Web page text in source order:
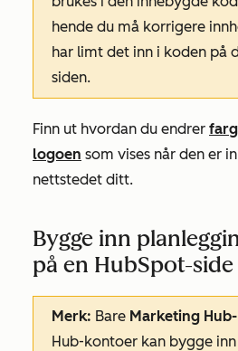
hende du må korrigere
har limt det inn i koden på
siden.
Finn ut hvordan du endrer
logoen som vises når den er
nettstedet ditt.
Bygge inn
på en HubSpot-side
Merk: Bare Marketing Hub-
Hub-kontoer kan bygge inn